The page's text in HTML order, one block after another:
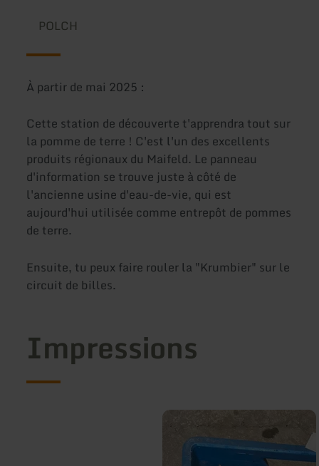
POLCH
À partir de mai 2025 :
Cette station de découverte t'apprendra tout sur
la pomme de terre ! C'est l'un des excellents
produits régionaux du Maifeld. Le panneau
d'information se trouve juste à côté de
l'ancienne usine d'eau-de-vie, qui est
aujourd'hui utilisée comme entrepôt de pommes
de terre.
Ensuite, tu peux faire rouler la "Krumbier" sur le
circuit de billes.
Impressions